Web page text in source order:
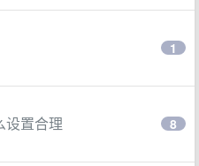
1
设置合理 8